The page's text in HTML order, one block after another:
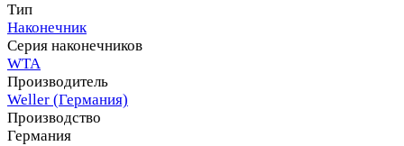
Тип
Наконечник
Серия наконечников
WTA
Производитель
Weller (Германия)
Производство
Германия